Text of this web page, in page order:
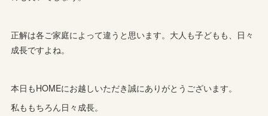
正解は各ご家庭によって違うと思います。大人も子どもも、日々
成長ですよね。
本日もHOMEにお越しいただき誠にありがとうございます。
私ももちろん日々成長。